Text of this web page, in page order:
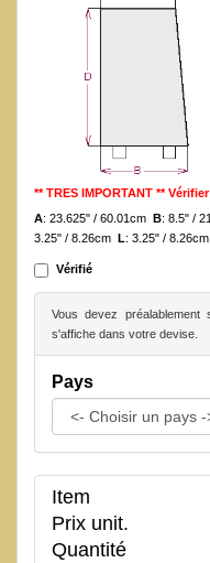
** TRES IMPORTANT **
A: 23.625" / 60.01cm B: 8.5" /
3.25" / 8.26cm
L: 3.25" / 8.26cm
Vérifié
Vous devez
s'affiche dans votre devise.
Pays
Item
Prix unit.
Quantité